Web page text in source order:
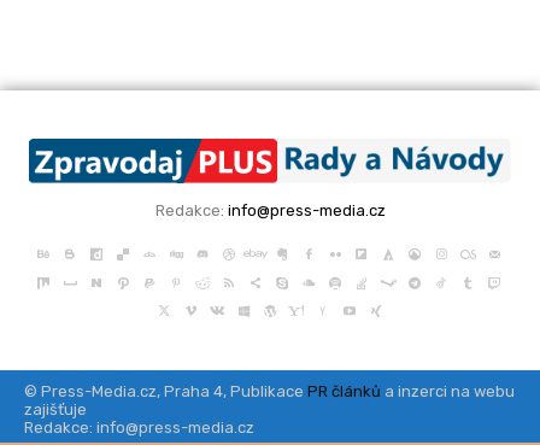
Redakce: info@press-media.cz
© Press-Media.cz, Praha 4, Publikace PR článků a inzerci na webu
zajišťuje
Redakce: info@press-media.cz